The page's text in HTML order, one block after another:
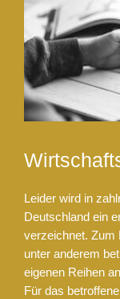
Leider wird in
Deutschland ein
verzeichnet. Zum
unter anderem
eigenen Reihen
Für das